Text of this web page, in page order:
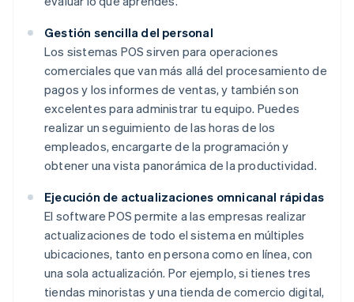
Gestión sencilla del personal
Los sistemas POS sirven para operaciones
comerciales que van más allá del procesamiento de
pagos y los informes de ventas, y también son
excelentes para administrar tu equipo. Puedes
realizar un seguimiento de las horas de los
empleados, encargarte de la programación y
obtener una vista panorámica de la productividad.
Ejecución de actualizaciones omnicanal rápidas
El software POS permite a las empresas realizar
actualizaciones de todo el sistema en múltiples
ubicaciones, tanto en persona como en línea, con
una sola actualización. Por ejemplo, si tienes tres
tiendas minoristas y una tienda de comercio digital,